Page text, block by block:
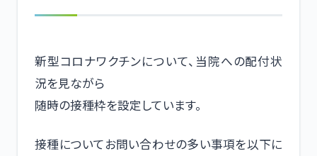
新型コロナワクチンについて、当院への配付状
況を見ながら
随時の接種枠を設定しています。
接種についてお問い合わせの多い事項を以下に